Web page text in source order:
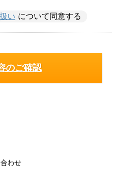
い について同意する
わせ